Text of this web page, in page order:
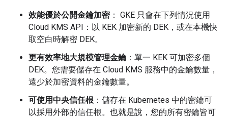
效能優於公開金鑰加密： GKE 只會在下列情況使用
Cloud KMS API：以 KEK 加密新的 DEK，或在本機快
取空白時解密 DEK。
更有效率地大規模管理金鑰：單一 KEK 可加密多個
DEK。您需要儲存在 Cloud KMS 服務中的金鑰數量，
遠少於加密資料的金鑰數量。
可使用中央信任根 ：儲存在 Kubernetes 中的密鑰可
以採用外部的信任根。也就是說，您的所有密鑰皆可